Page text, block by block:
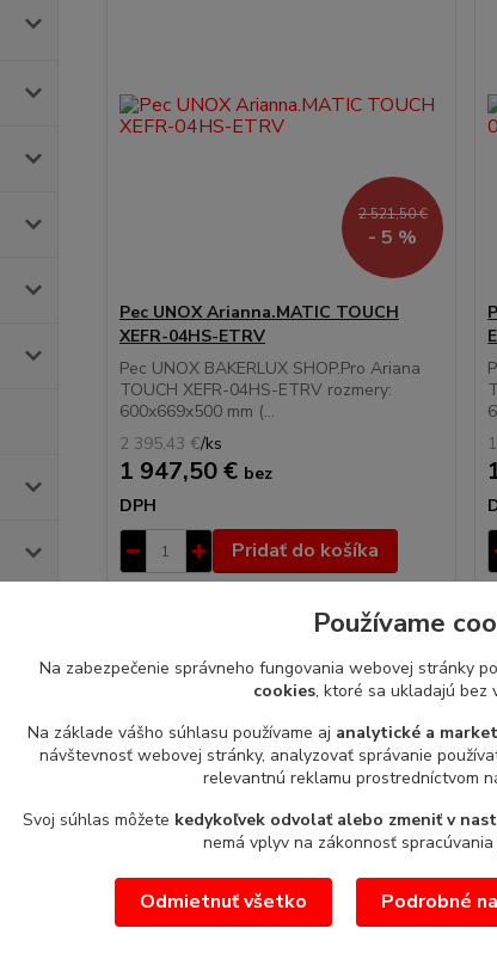
2 521,50 €
- 5 %
Pec UNOX Arianna.MATIC TOUCH
XEFR-04HS-ETRV
Pec UNOX BAKERLUX SHOP.Pro Ariana
TOUCH XEFR-04HS-ETRV rozmery:
600x669x500 mm (...
2 395,43 €/ks
1 947,50 € bez
DPH
Pridať do košíka
- 5 %
Používame
Na zabezpečenie správneho fungovania webovej stránky
cookies, ktoré sa ukladajú bez
Na základe vášho súhlasu používame aj analytické a
návštevnosť webovej stránky, analyzovať správanie
relevantnú reklamu prostredníctvom
Svoj súhlas môžete kedykoľvek odvolať alebo zmeniť v
nemá vplyv na zákonnosť
Odmietnuť všetko Podrobné